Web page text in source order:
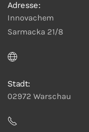
Adresse:
Innovachem
Sarmacka 21/8
Stadt:
02972 Warschau